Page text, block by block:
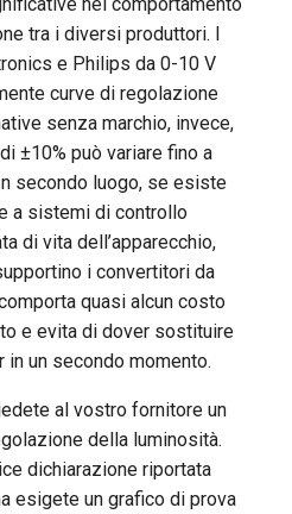
tra i diversi produttori. I
e Philips da 0-10 V
curve di regolazione
senza marchio, invece,
±10% può variare fino a
secondo luogo, se esiste
a sistemi di controllo
di vita dell’apparecchio,
i convertitori da
quasi alcun costo
e evita di dover sostituire
un secondo momento.
al vostro fornitore un
della luminosità.
dichiarazione riportata
esigete un grafico di prova